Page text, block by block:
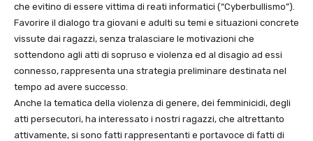
che evitino di essere vittima di reati informatici (“Cyberbullismo”).
Favorire il dialogo tra giovani e adulti su temi e situazioni concrete
vissute dai ragazzi, senza tralasciare le motivazioni che
sottendono agli atti di sopruso e violenza ed al disagio ad essi
connesso, rappresenta una strategia preliminare destinata nel
tempo ad avere successo.
Anche la tematica della violenza di genere, dei femminicidi, degli
atti persecutori, ha interessato i nostri ragazzi, che altrettanto
attivamente, si sono fatti rappresentanti e portavoce di fatti di